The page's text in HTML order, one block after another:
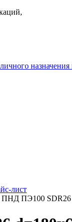
лист
ПНД ПЭ100 SDR26